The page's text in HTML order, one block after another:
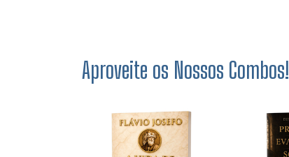
Aproveite os Nossos Combos!